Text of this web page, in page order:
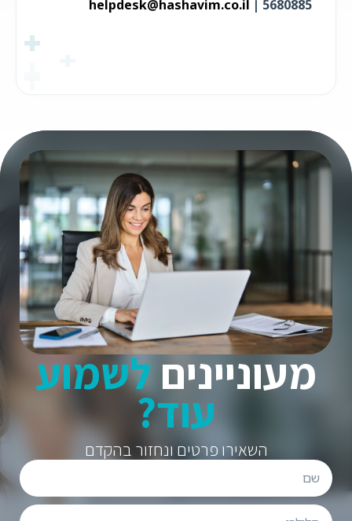
5680885 |
helpdesk@hashavim.co.il
מעונייניםלשמוע
עוד?
השאירו פרטים ונחזור בהקדם